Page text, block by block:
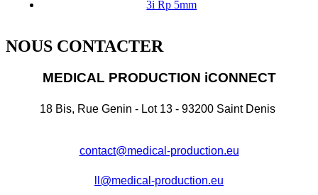
3i Rp 5mm
NOUS CONTACTER
MEDICAL PRODUCTION iCONNECT
18 Bis, Rue Genin - Lot 13 - 93200 Saint Denis
contact@medical-production.eu
ll@medical-production.eu